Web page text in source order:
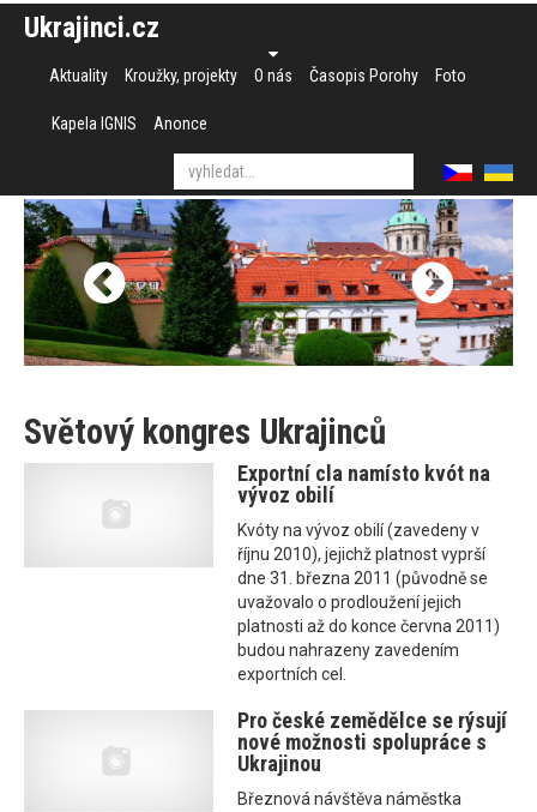
Ukrajinci.cz
Aktuality Kroužky, projekty O nás Časopis Porohy Foto
Kapela IGNIS Anonce
Světový kongres Ukrajinců
Exportní cla namísto kvót na
vývoz obilí
Kvóty na vývoz obilí (zavedeny v
říjnu 2010), jejichž platnost vyprší
dne 31. března 2011 (původně se
uvažovalo o prodloužení jejich
platnosti až do konce června 2011)
budou nahrazeny zavedením
exportních cel.
Pro české zemědělce se rýsují
nové možnosti spolupráce s
Ukrajinou
Březnová návštěva náměstka